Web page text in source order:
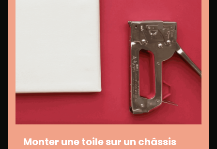
Monter une toile sur un châssis